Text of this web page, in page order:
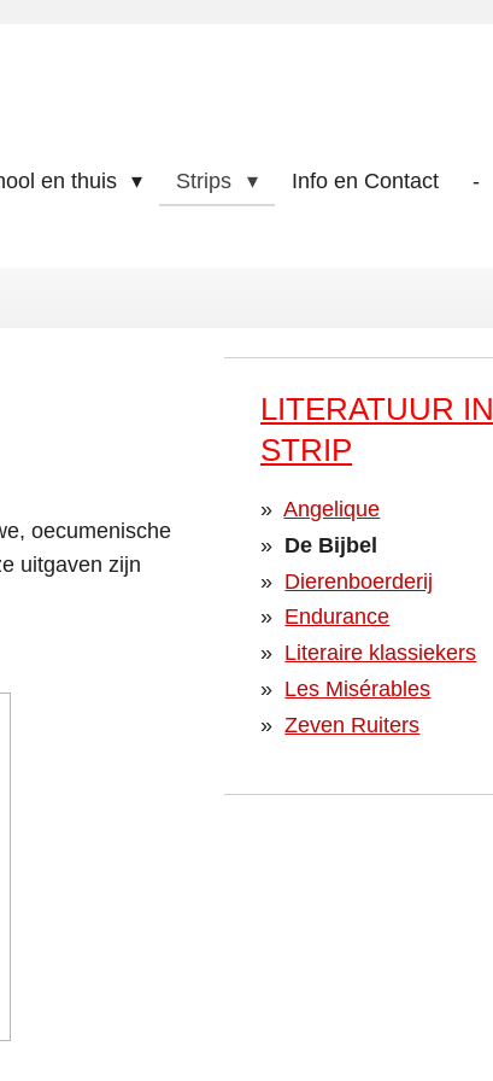
en thuis Strips Info en Contact -
oecumenische
uitgaven zijn
LITERATUUR IN
STRIP
Angelique
De Bijbel
Dierenboerderij
Endurance
Literaire klassiekers
Les Misérables
Zeven Ruiters